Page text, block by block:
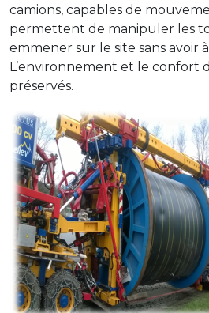
camions, capables de
permettent de manipuler les
emmener sur le site sans avoir
L’environnement et le confort
préservés.